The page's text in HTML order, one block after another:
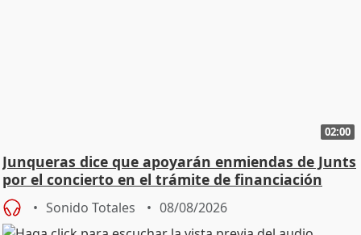
02:00
Junqueras dice que apoyarán enmiendas de Junts
por el concierto en el trámite de financiación
Sonido Totales 08/08/2026